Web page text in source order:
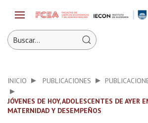
INICIO PUBLICACIONES
JÓVENES DE HOY, ADOLESCENTES DE AYER
MATERNIDAD Y DESEMPEÑOS